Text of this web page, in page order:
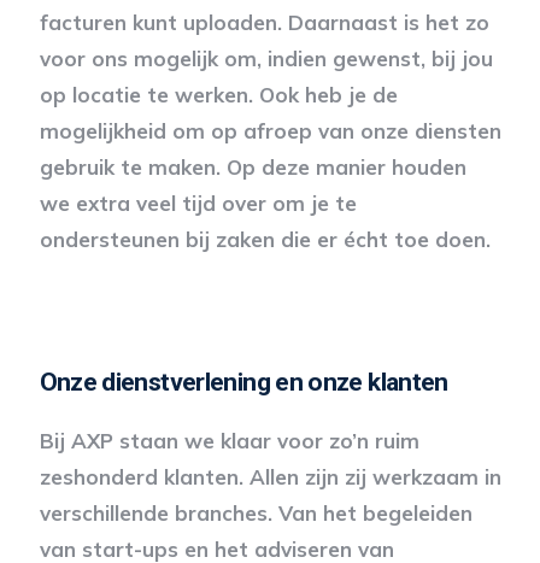
facturen kunt uploaden. Daarnaast is het zo
voor ons mogelijk om, indien gewenst, bij jou
op locatie te werken. Ook heb je de
mogelijkheid om op afroep van onze diensten
gebruik te maken. Op deze manier houden
we extra veel tijd over om je te
ondersteunen bij zaken die er écht toe doen.
Onze dienstverlening en onze klanten
Bij AXP staan we klaar voor zo’n ruim
zeshonderd klanten. Allen zijn zij werkzaam in
verschillende branches. Van het begeleiden
van start-ups en het adviseren van